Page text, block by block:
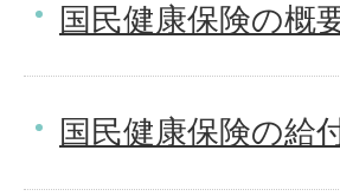
国民健康保険の概
国民健康保険の給